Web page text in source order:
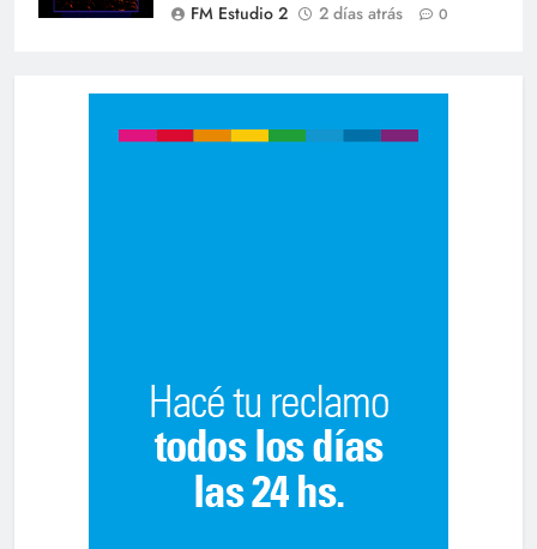
FM Estudio 2
2 días atrás 0